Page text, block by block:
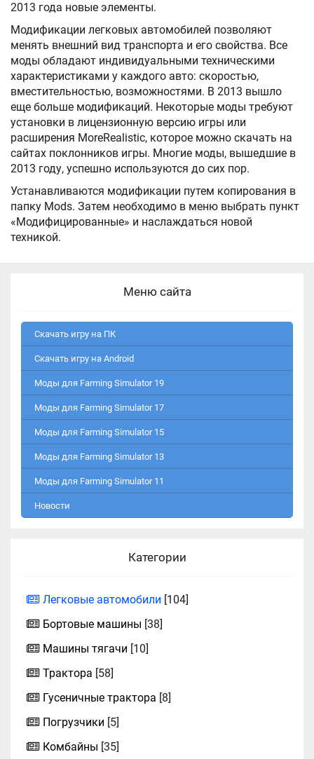
2013 года новые элементы.
Модификации легковых автомобилей позволяют
менять внешний вид транспорта и его свойства. Все
моды обладают индивидуальными техническими
характеристиками у каждого авто: скоростью,
вместительностью, возможностями. В 2013 вышло
еще больше модификаций. Некоторые моды требуют
установки в лицензионную версию игры или
расширения MoreRealistic, которое можно скачать на
сайтах поклонников игры. Многие моды, вышедшие в
2013 году, успешно используются до сих пор.
Устанавливаются модификации путем копирования в
папку Mods. Затем необходимо в меню выбрать пункт
«Модифицированные» и наслаждаться новой
техникой.
Меню сайта
Скачать игру на ПК
Скачать игру на Android
Моды для Farming Simulator 19
Моды для Farming Simulator 17
Моды для Farming Simulator 15
Моды для Farming Simulator 13
Моды для Farming Simulator 11
Новости
Категории
Легковые автомобили [104]
Бортовые машины [38]
Машины тягачи [10]
Трактора [58]
Гусеничные трактора [8]
Погрузчики [5]
Комбайны [35]